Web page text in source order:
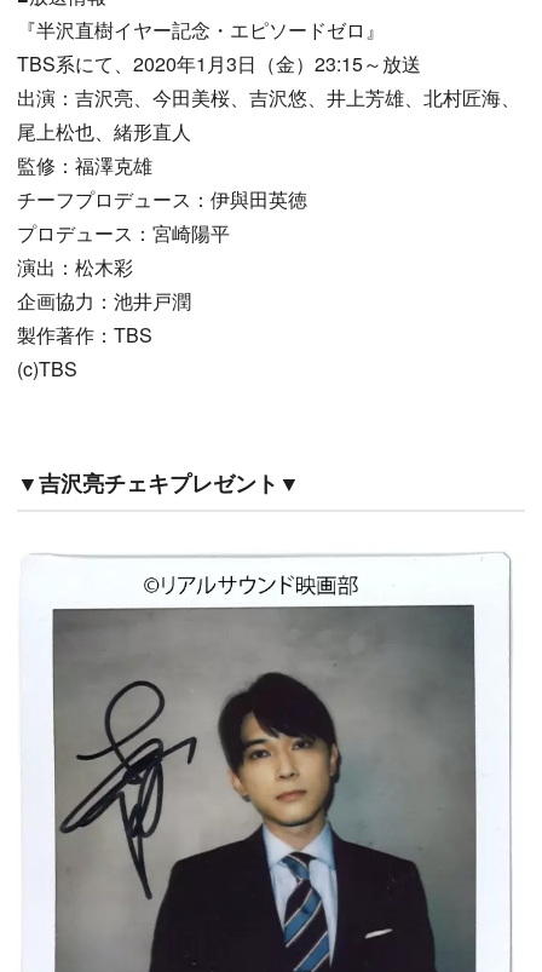
『半沢直樹イヤー記念・エピソードゼロ』
TBS系にて、2020年1月3日（金）23:15～放送
出演：吉沢亮、今田美桜、吉沢悠、井上芳雄、北村匠海、
尾上松也、緒形直人
監修：福澤克雄
チーフプロデュース：伊與田英徳
プロデュース：宮崎陽平
演出：松木彩
企画協力：池井戸潤
製作著作：TBS
(c)TBS
▼吉沢亮チェキプレゼント▼